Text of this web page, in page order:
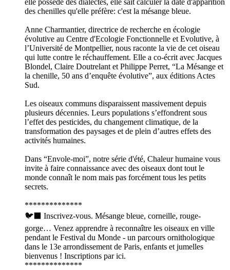
des chenilles qu'elle préfère: c'est la mésange bleue.
Anne Charmantier, directrice de recherche en écologie
évolutive au Centre d'Ecologie Fonctionnelle et Evolutive, à
l’Université de Montpellier, nous raconte la vie de cet oiseau
qui lutte contre le réchauffement. Elle a co-écrit avec Jacques
Blondel, Claire Doutrelant et Philippe Perret, “La Mésange et
la chenille, 50 ans d’enquête évolutive”, aux éditions Actes
Sud.
Les oiseaux communs disparaissent massivement depuis
plusieurs décennies. Leurs populations s’effondrent sous
l’effet des pesticides, du changement climatique, de la
transformation des paysages et de plein d’autres effets des
activités humaines.
Dans “Envole-moi”, notre série d'été, Chaleur humaine vous
invite à faire connaissance avec des oiseaux dont tout le
monde connaît le nom mais pas forcément tous les petits
secrets.
**************
🐦‍⬛ Inscrivez-vous. Mésange bleue, corneille, rouge-
gorge… Venez apprendre à reconnaître les oiseaux en ville
pendant le Festival du Monde - un parcours ornithologique
dans le 13e arrondissement de Paris, enfants et jumelles
bienvenus ! Inscriptions par ici.
**************